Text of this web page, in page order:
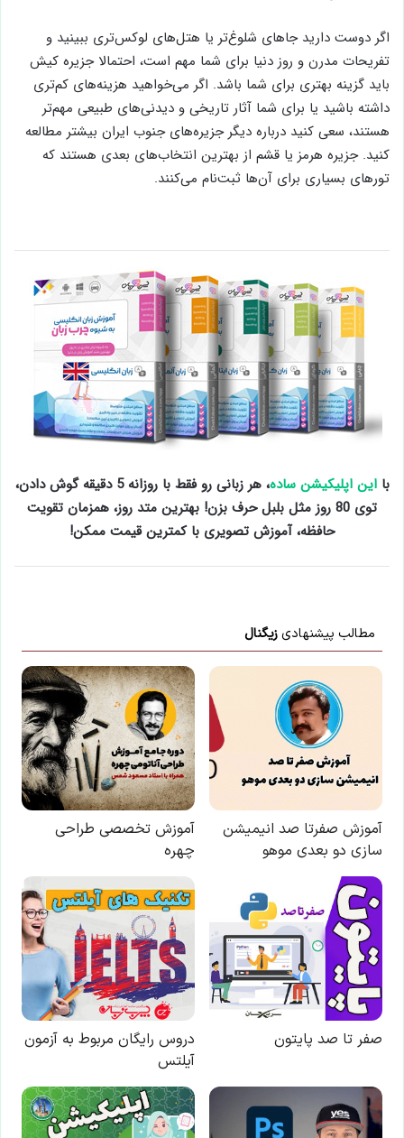
اگر دوست دارید جاهای شلوغ‌تر یا هتل‌های لوکس‌تری ببینید و
تفریحات مدرن و روز دنیا برای شما مهم است، احتمالا جزیره کیش
باید گزینه بهتری برای شما باشد. اگر می‌خواهید هزینه‌های کم‌تری
داشته باشید یا برای شما آثار تاریخی و دیدنی‌های طبیعی مهم‌تر
هستند، سعی کنید درباره دیگر جزیره‌های جنوب ایران بیشتر مطالعه
کنید. جزیره هرمز یا قشم از بهترین انتخاب‌های بعدی هستند که
تور‌های بسیاری برای آن‌ها ثبت‌نام می‌کنند.
بااین اپلیکیشن ساده
، هر زبانی رو فقط با روزانه 5 دقیقه گوش دادن،
توی 80 روز مثل بلبل حرف بزن! بهترین متد روز، همزمان تقویت
حافظه، آموزش تصویری با کمترین قیمت ممکن!